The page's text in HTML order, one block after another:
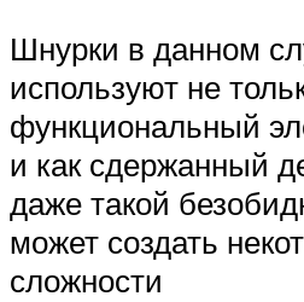
Шнурки в данном
используют не
функциональный
и как сдержанный
даже такой
может создать
сложности